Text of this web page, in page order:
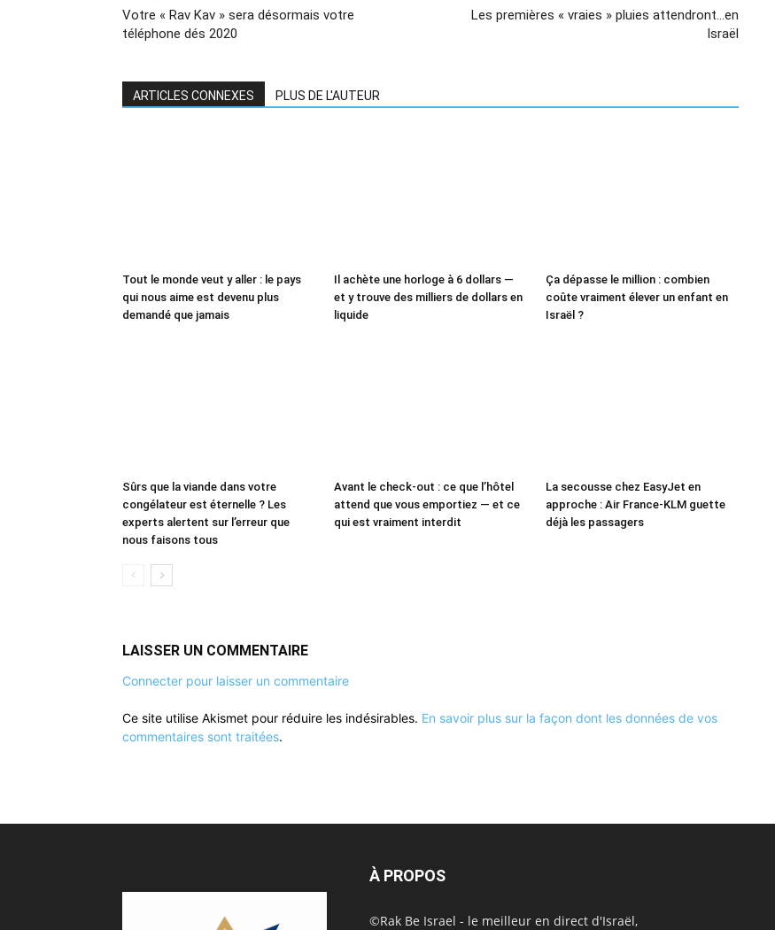
Votre « Rav Kav » sera désormais votre
téléphone dés 2020
Les premières « vraies » pluies attendront…en
Israël
ARTICLES CONNEXES PLUS DE L'AUTEUR
Tout le monde veut y aller : le pays
qui nous aime est devenu plus
demandé que jamais
Il achète une horloge à 6 dollars —
et y trouve des milliers de dollars en
liquide
Ça dépasse le million : combien
coûte vraiment élever un enfant en
Israël ?
Sûrs que la viande dans votre
congélateur est éternelle ? Les
experts alertent sur l’erreur que
nous faisons tous
Avant le check-out : ce que l’hôtel
attend que vous emportiez — et ce
qui est vraiment interdit
La secousse chez EasyJet en
approche : Air France-KLM guette
déjà les passagers
LAISSER UN COMMENTAIRE
Connecter pour laisser un commentaire
Ce site utilise Akismet pour réduire les indésirables. En savoir plus sur la façon dont les données de vos
commentaires sont traitées.
À PROPOS
©Rak Be Israel - le meilleur en direct d'Israël,